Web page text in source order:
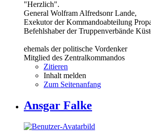
"Herzlich".
General Wolfram Alfredsonr Lande,
Exekutor der Kommandoabteilung
Befehlshaber der Truppenverbände
ehemals der politische Vordenker
Mitglied des Zentralkommandos
Zitieren
Inhalt melden
Zum Seitenanfang
Ansgar Falke